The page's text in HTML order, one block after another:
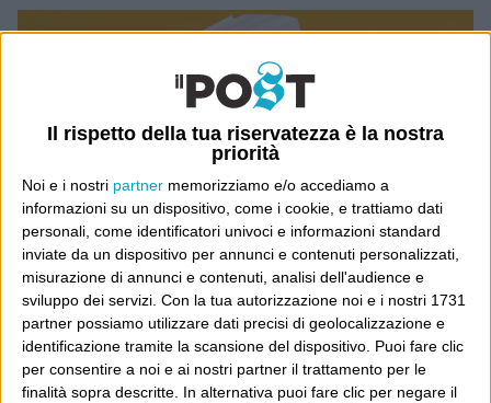
Il rispetto della tua riservatezza è la nostra
priorità
Noi e i nostri partner memorizziamo e/o accediamo a
informazioni su un dispositivo, come i cookie, e trattiamo dati
personali, come identificatori univoci e informazioni standard
inviate da un dispositivo per annunci e contenuti personalizzati,
misurazione di annunci e contenuti, analisi dell'audience e
sviluppo dei servizi. Con la tua autorizzazione noi e i nostri 1731
partner possiamo utilizzare dati precisi di geolocalizzazione e
identificazione tramite la scansione del dispositivo. Puoi fare clic
per consentire a noi e ai nostri partner il trattamento per le
finalità sopra descritte. In alternativa puoi fare clic per negare il